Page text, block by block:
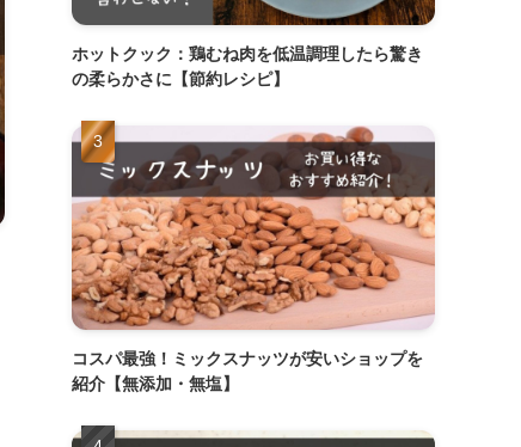
ホットクック：鶏むね肉を低温調理したら驚き
の柔らかさに【節約レシピ】
コスパ最強！ミックスナッツが安いショップを
紹介【無添加・無塩】